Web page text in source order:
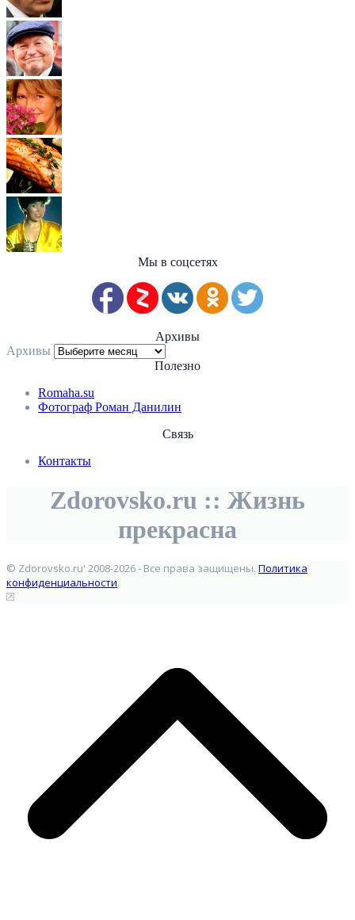
Мы в соцсетях
Архивы
Архивы
Полезно
Romaha.su
Фотограф Роман Данилин
Связь
Контакты
Zdorovsko.ru :: Жизнь
прекрасна
© Zdorovsko.ru' 2008-2026 - Все права защищены. Политика
конфиденциальности.